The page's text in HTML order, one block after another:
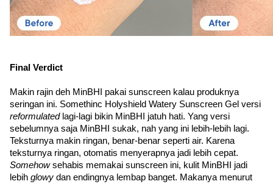
Final Verdict
Makin rajin deh MinBHI pakai sunscreen kalau produknya
reformulated lagi-lagi bikin MinBHI jatuh hati. Yang versi
sebelumnya saja MinBHI sukak, nah yang ini lebih-lebih lagi.
Teksturnya makin ringan, benar-benar seperti air. Karena
Somehow sehabis memakai sunscreen ini, kulit MinBHI jadi
lebih glowy dan endingnya lembap banget. Makanya menurut